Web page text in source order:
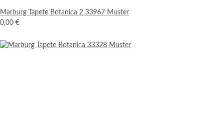
Marburg Tapete Botanica 2 33967 Muster
0,00 €